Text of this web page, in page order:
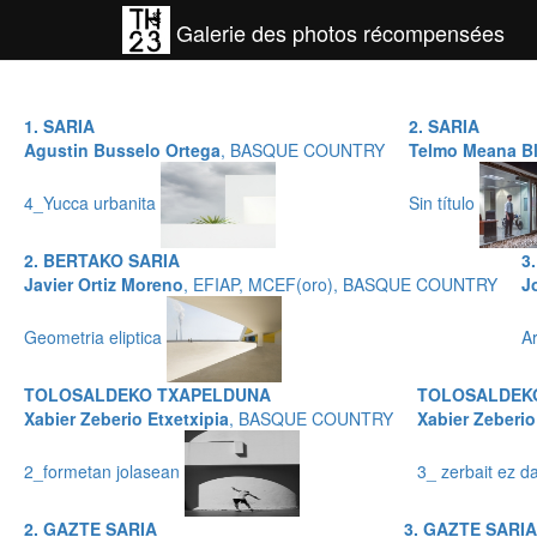
Galerie des photos récompensées
1. SARIA
Agustin Busselo Ortega, BASQUE COUNTRY
4_Yucca urbanita
2. SARIA
Telmo Meana
Sin título
2. BERTAKO SARIA
Javier Ortiz Moreno, EFIAP, MCEF(oro), BASQUE COUNTRY
Geometria eliptica
TOLOSALDEKO TXAPELDUNA
Xabier Zeberio Etxetxipia, BASQUE COUNTRY
2_formetan jolasean
Xabier
3_ zerbait ez
2. GAZTE SARIA 3. GAZTE SARIA